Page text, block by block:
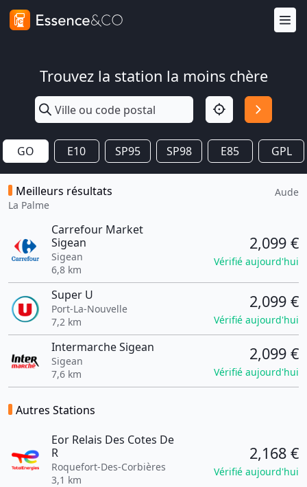
Trouvez la station la moins chère
GO E10 SP95 SP98 E85 GPL
Meilleurs résultats
La Palme
Aude
Carrefour Market
Sigean
Sigean
6,8 km
2,099 €
Vérifié aujourd'hui
Super U
Port-La-Nouvelle
7,2 km
2,099 €
Vérifié aujourd'hui
Intermarche Sigean
Sigean
7,6 km
2,099 €
Vérifié aujourd'hui
Autres Stations
Eor Relais Des Cotes De
R
Roquefort-Des-Corbières
3,1 km
2,168 €
Vérifié aujourd'hui